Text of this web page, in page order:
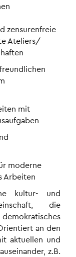
zensurenfreie
Ateliers/
mit
moderne
Arbeiten
kultur- und
die
an den
aktuellen und
z.B.